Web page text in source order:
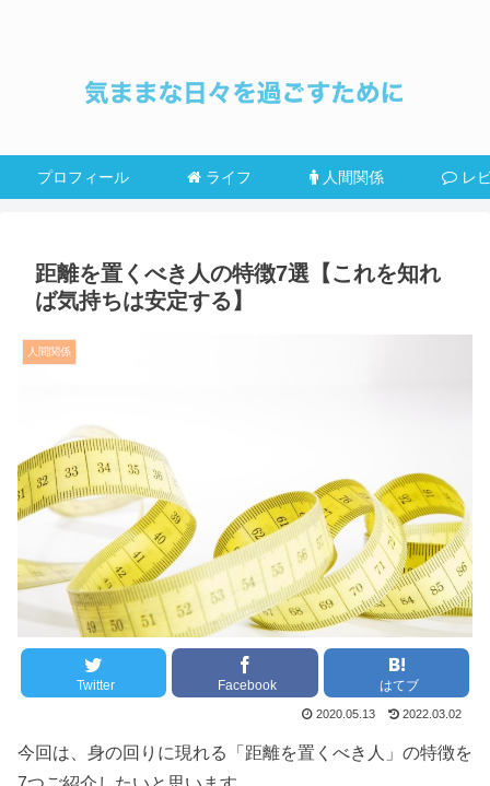
プロフィール ライフ 人間関係 レ
距離を置くべき人の特徴7選【これを知れ
ば気持ちは安定する】
人間関係
Twitter Facebook はてブ
2020.05.13 2022.03.02
今回は、身の回りに現れる「距離を置くべき人」の特徴を